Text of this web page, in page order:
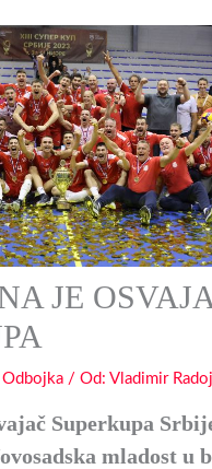
JE
Odbojka / Оd:Vladimir
Superkupa
mladost u